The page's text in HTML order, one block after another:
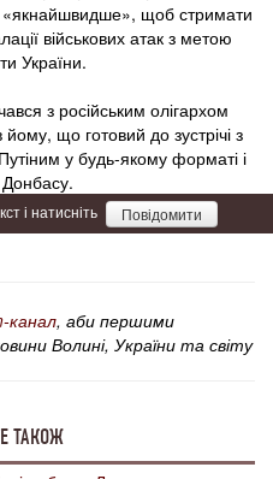
«якнайшвидше», щоб стримати
військових атак з метою
України.
з російським олігархом
що готовий до зустрічі з
у будь-якому форматі і
і натисніть Повідомити
канал, аби першими
Волині, України та світу
ТАКОЖ